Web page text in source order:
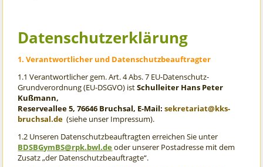
Datenschutzerklärung
1. Verantwortlicher und Datenschutzbeauftragter
1.1 Verantwortlicher gem. Art. 4 Abs. 7 EU-Datenschutz-
Grundverordnung (EU-DSGVO) istSchulleiter Hans Peter
Kußmann,
Reserveallee 5, 76646 Bruchsal, E-Mail:sekretariat@kks-
bruchsal.de (siehe unser Impressum).
1.2 Unseren Datenschutzbeauftragten erreichen Sie unter
BDSBGymBS@rpk.bwl.deoder unserer Postadresse mit dem
Zusatz „der Datenschutzbeauftragte“.